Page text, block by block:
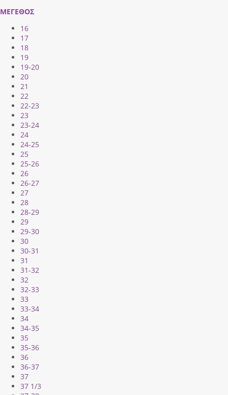
ΜΕΓΕΘΟΣ
16
17
18
19
19-20
20
21
22
22-23
23
23-24
24
24-25
25
25-26
26
26-27
27
28
28-29
29
29-30
30
30-31
31
31-32
32
32-33
33
33-34
34
34-35
35
35-36
36
36-37
37
37 1/3